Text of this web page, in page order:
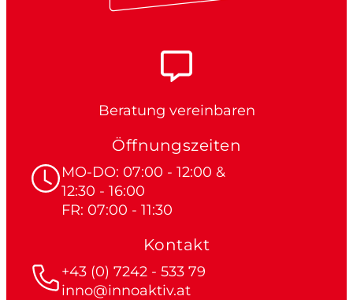
Beratung vereinbaren
Öffnungszeiten
MO-DO: 07:00 - 12:00 &
12:30 - 16:00
FR: 07:00 - 11:30
Kontakt
+43 (0) 7242 - 533 79
inno@innoaktiv.at